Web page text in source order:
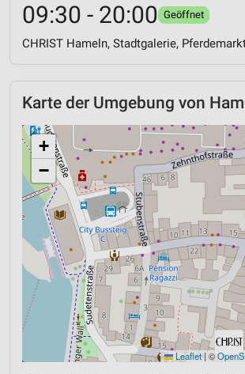
09:30 - 20:00 Geöffnet
CHRIST Hameln, Stadtgalerie,
Karte der Umgebung von
+
−
Leaflet | ©